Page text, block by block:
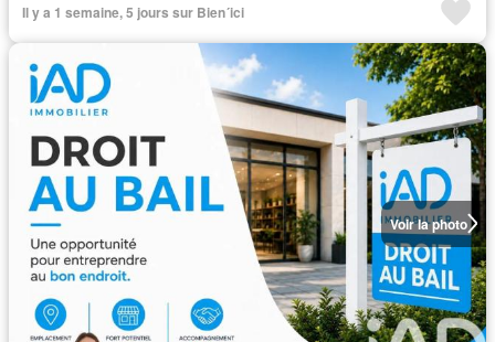
Il y a 1 semaine, 5 jours sur Bien´ici
Voir la photo